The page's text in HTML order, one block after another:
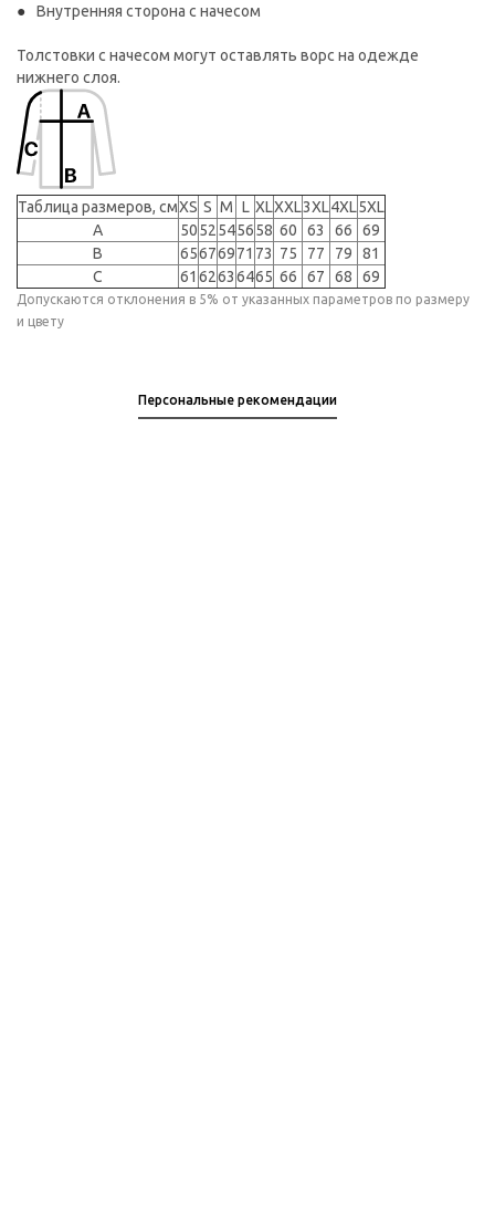
Внутренняя сторона с начесом
Толстовки с начесом могут оставлять ворс на одежде
нижнего слоя.
Таблица размеров, смXS S M L XLXXL3XL4XL5XL
A
5052545658 60 63 66
69
B
65676971 73 75 77 79
81
C
61 62636465 66 67 68 69
Допускаются отклонения в 5% от указанных параметров по размеру
и цвету
Персональные рекомендации